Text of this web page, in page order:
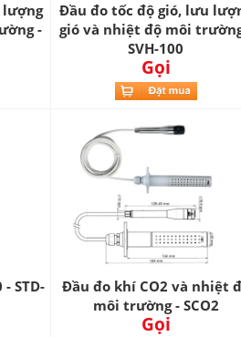
lượng
-
Đầu đo tốc độ gió, lưu
gió và nhiệt độ môi
SVH-100
Gọi
STD-
Đầu đo khí CO2 và nhiệt
môi trường - SCO2
Gọi